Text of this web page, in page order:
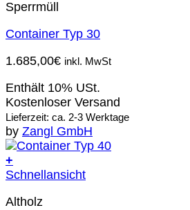
Sperrmüll
Container Typ 30
1.685,00€ inkl. MwSt
Enthält 10% USt.
Kostenloser Versand
Lieferzeit: ca. 2-3 Werktage
by Zangl GmbH
+
Schnellansicht
Altholz